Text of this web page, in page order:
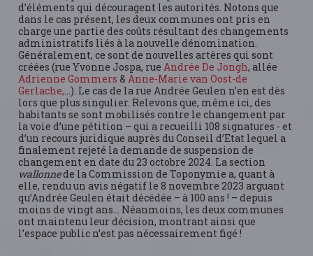
d’éléments qui découragent les autorités. Notons que
dans le cas présent, les deux communes ont pris en
charge une partie des coûts résultant des changements
administratifs liés à la nouvelle dénomination.
Généralement, ce sont de nouvelles artères qui sont
créées (rue Yvonne Jospa, rueAndrée De Jongh, allée
Adrienne Gommers &Anne-Marie van Oost-de
Gerlache,…). Le cas de la rue Andrée Geulen n’en est dès
lors que plus singulier. Relevons que, même ici, des
habitants se sont mobilisés contre le changement par
la voie d’une pétition – qui a recueilli 108 signatures - et
d’un recours juridique auprès du Conseil d’Etat lequel a
finalement rejeté la demande de suspension de
changement en date du 23 octobre 2024. La section
wallonnede la Commission de Toponymie a, quant à
elle, rendu un avis négatif le 8 novembre 2023 arguant
qu’Andrée Geulen était décédée – à 100 ans ! – depuis
moins de vingt ans… Néanmoins, les deux communes
ont maintenu leur décision, montrant ainsi que
l’espace public n’est pas nécessairement figé !